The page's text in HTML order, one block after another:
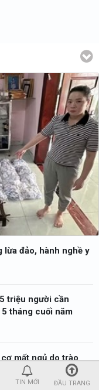
lừa đảo, hành nghề y
triệu người cần
tháng cuối năm
mất ngủ do trào
TIN MỚI ĐẦU TRANG